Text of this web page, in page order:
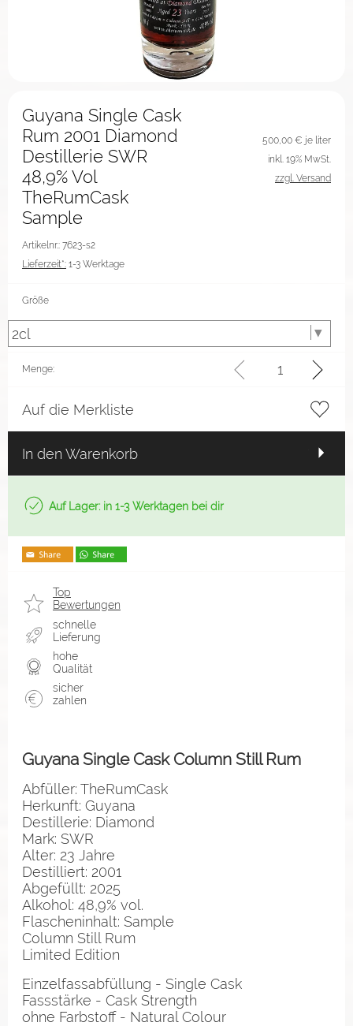
Guyana Single Cask
Rum 2001 Diamond
Destillerie SWR
48,9% Vol
TheRumCask
Sample
Artikelnr.: 7623-s2
Lieferzeit*: 1-3 Werktage
500,00 € je liter
inkl. 19% MwSt.
zzgl. Versand
Größe
Menge:
Auf die Merkliste
In den Warenkorb
Auf Lager: in 1-3 Werktagen bei dir
Top
Bewertungen
schnelle
Lieferung
hohe
Qualität
sicher
zahlen
Guyana Single Cask Column Still Rum
Abfüller: TheRumCask
Herkunft: Guyana
Destillerie: Diamond
Mark: SWR
Alter: 23 Jahre
Destilliert: 2001
Abgefüllt: 2025
Alkohol: 48,9% vol.
Flascheninhalt: Sample
Column Still Rum
Limited Edition
Einzelfassabfüllung - Single Cask
Fassstärke - Cask Strength
ohne Farbstoff - Natural Colour